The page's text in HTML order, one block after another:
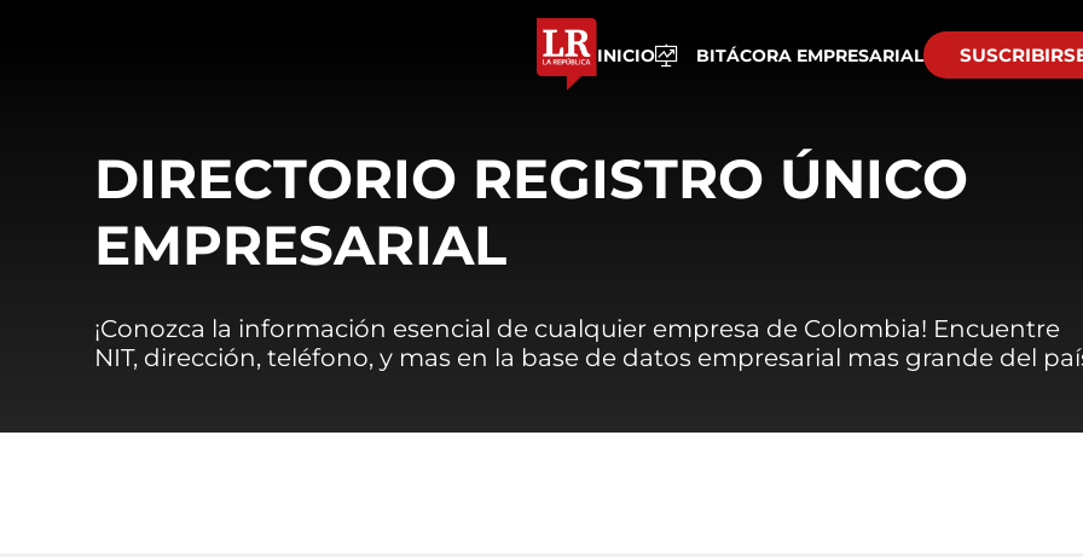
INICIO BITÁCORA EMPRESARIAL
DIRECTORIO REGISTRO ÚNICO
EMPRESARIAL
¡Conozca la información esencial de cualquier empresa de Colombia! Encuentre
NIT, dirección, teléfono, y mas en la base de datos empresarial mas grande del